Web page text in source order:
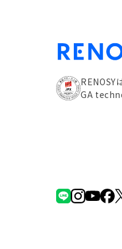
RENOSY
GA